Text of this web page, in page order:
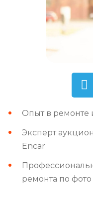
Опыт в ремонте
Эксперт
Encar
ремонта по фото